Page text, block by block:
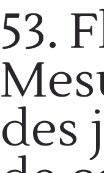
53.
des